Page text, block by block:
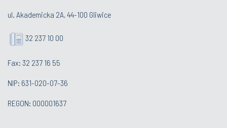
ul. Akademicka 2A, 44-100 Gliwice
32 237 10 00
Fax: 32 237 16 55
NIP: 631-020-07-36
REGON: 000001637